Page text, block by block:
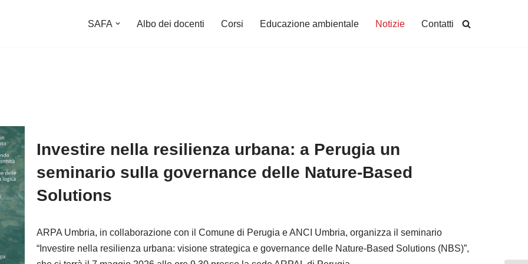
SAFA Albo dei docenti Corsi Educazione ambientale Notizie Contatti
Investire nella resilienza urbana: a Perugia un
seminario sulla governance delle Nature-Based
Solutions
ARPA Umbria, in collaborazione con il Comune di Perugia e ANCI Umbria, organizza il seminario
“Investire nella resilienza urbana: visione strategica e governance delle Nature-Based Solutions (NBS)”,